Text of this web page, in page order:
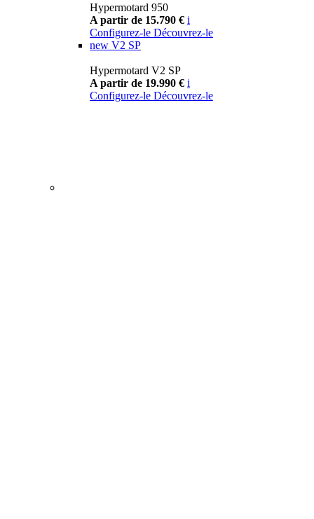
Hypermotard 950
A partir de 15.790 € i
Configurez-le Découvrez-le
new V2 SP
Hypermotard V2 SP
A partir de 19.990 € i
Configurez-le Découvrez-le